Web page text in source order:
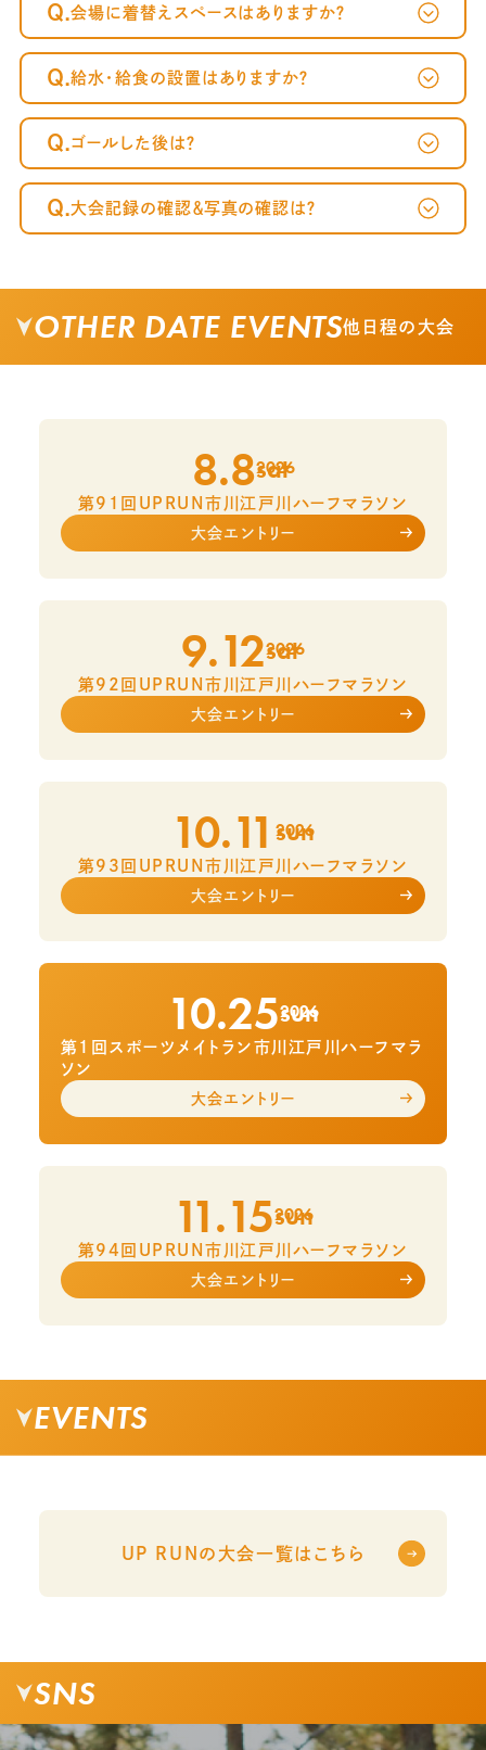
Q.会場に着替えスペースはありますか？
Q.給水・給食の設置はありますか？
Q.ゴールした後は？
Q.大会記録の確認＆写真の確認は？
OTHER DATE EVENTS他日程の大会
8.82026
sat
第91回UPRUN市川江戸川ハーフマラソン
大会エントリー
9.122026
sat
第92回UPRUN市川江戸川ハーフマラソン
大会エントリー
10.11 2026
sun
第93回UPRUN市川江戸川ハーフマラソン
大会エントリー
10.252026
sun
第1回スポーツメイトラン市川江戸川ハーフマラ
ソン
大会エントリー
11.152026
sun
第94回UPRUN市川江戸川ハーフマラソン
大会エントリー
EVENTS
UP RUNの大会一覧はこちら
SNS